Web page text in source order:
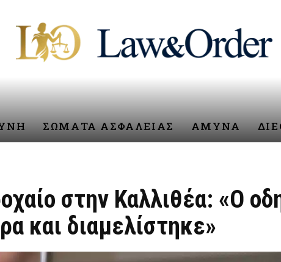
ΣΩΜΑΤΑ ΑΣΦΑΛΕΙΑΣ ΑΜΥΝΑ
στην Καλλιθέα: «Ο
και διαμελίστηκε»